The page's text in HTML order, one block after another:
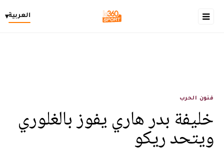
العربية▾
فنون الحرب
خليفة بدر هاري يفوز بالغلوري
ويتحد ريكو